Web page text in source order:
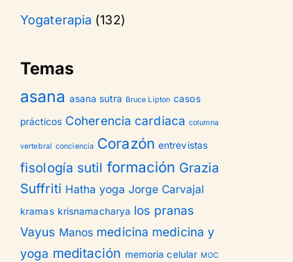
Yogaterapia (132)
Temas
asana asana sutra Bruce Lipton casos
prácticos Coherencia cardiaca columna
vertebral conciencia Corazón entrevistas
fisología sutil formación Grazia
Suffriti Hatha yoga Jorge Carvajal
kramas krisnamacharya los pranas
Vayus Manos medicina medicina y
yoga meditación memoria celular MOC